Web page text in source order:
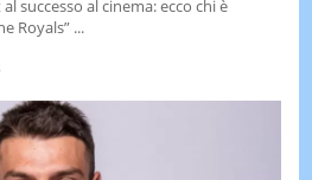
successo al cinema: ecco chi è
Royals” ...